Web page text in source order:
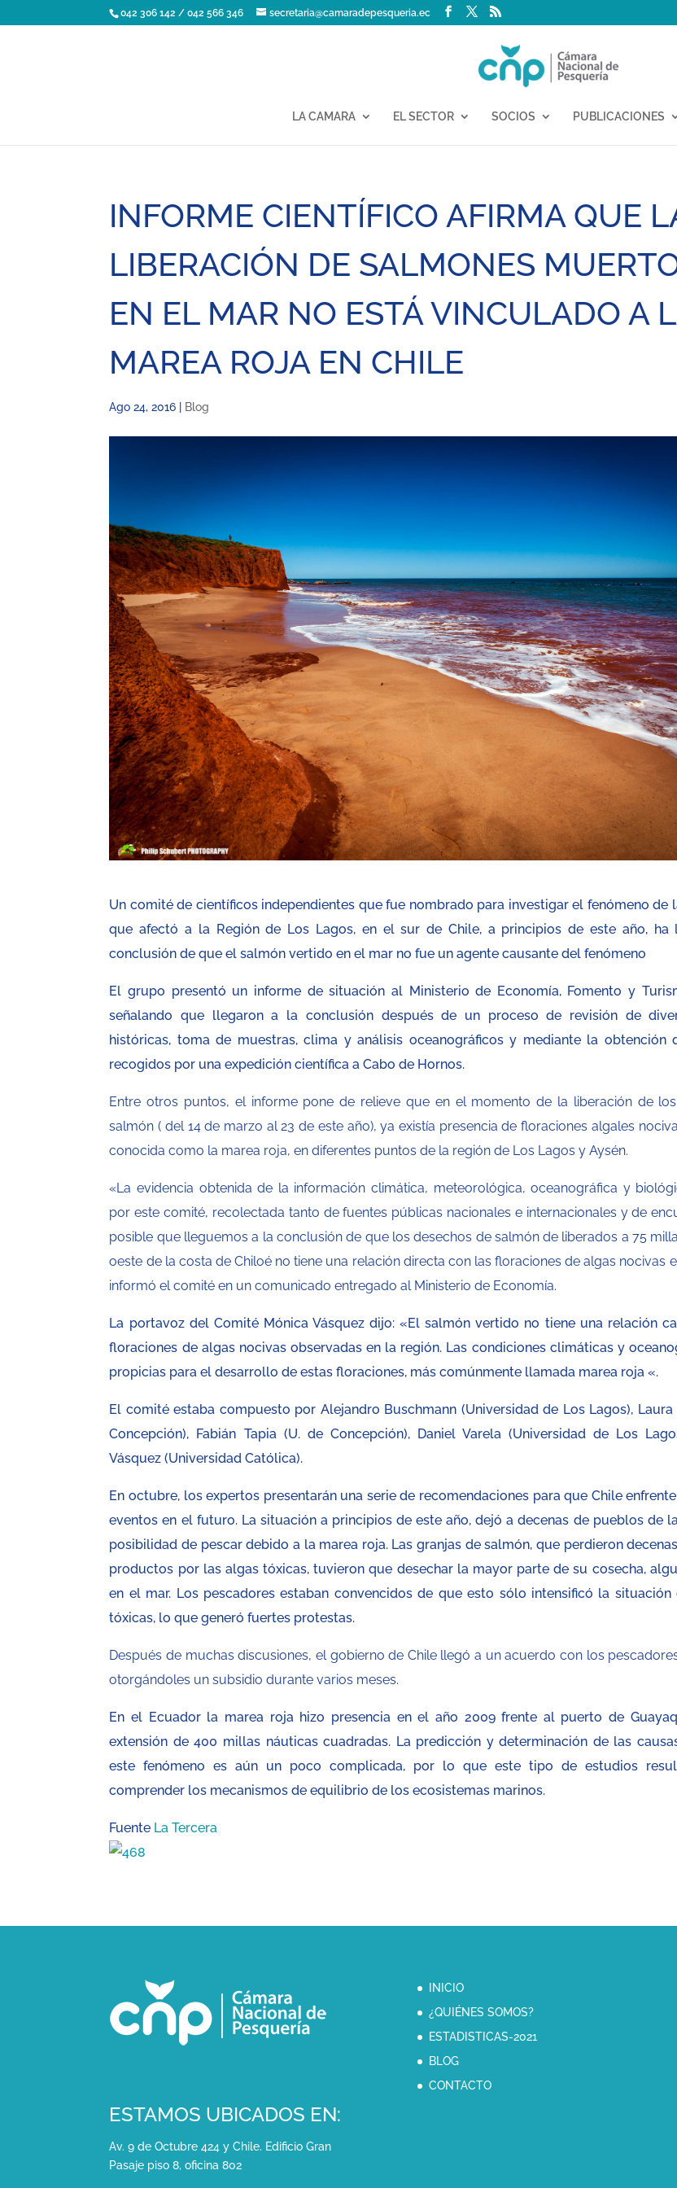
042 306 142 / 042 566 346 secretaria@camaradepesqueria.ec
LA CAMARA EL SECTOR SOCIOS PUBLICACIONES
INFORME CIENTÍFICO AFIRMA QUE
LIBERACIÓN DE SALMONES
EN EL MAR NO ESTÁ VINCULADO A
MAREA ROJA EN CHILE
Ago 24, 2016 Blog
Un comité de científicos independientes que fue nombrado para investigar el fenómeno de
que afectó a la Región de Los Lagos, en el sur de Chile, a principios de este año, ha
conclusión de que el salmón vertido en el mar no fue un agente causante del fenómeno
El grupo presentó un informe de situación al Ministerio de Economía, Fomento y
señalando que llegaron a la conclusión después de un proceso de revisión de
históricas, toma de muestras, clima y análisis oceanográficos y mediante la obtención
recogidos por una expedición científica a Cabo de Hornos.
Entre otros puntos, el informe pone de relieve que en el momento de la liberación de
salmón ( del 14 de marzo al 23 de este año), ya existía presencia de floraciones algales
conocida como la marea roja, en diferentes puntos de la región de Los Lagos y Aysén.
«La evidencia obtenida de la información climática, meteorológica, oceanográfica y
por este comité, recolectada tanto de fuentes públicas nacionales e internacionales y de
posible que lleguemos a la conclusión de que los desechos de salmón de liberados a 75
oeste de la costa de Chiloé no tiene una relación directa con las floraciones de algas nocivas
informó el comité en un comunicado entregado al Ministerio de Economía.
La portavoz del Comité Mónica Vásquez dijo: «El salmón vertido no tiene una relación
floraciones de algas nocivas observadas en la región. Las condiciones climáticas y
propicias para el desarrollo de estas floraciones, más comúnmente llamada marea roja «.
El comité estaba compuesto por Alejandro Buschmann (Universidad de Los Lagos), Laura
Concepción), Fabián Tapia (U. de Concepción), Daniel Varela (Universidad de Los
Vásquez (Universidad Católica).
En octubre, los expertos presentarán una serie de recomendaciones para que Chile
eventos en el futuro. La situación a principios de este año, dejó a decenas de pueblos de
posibilidad de pescar debido a la marea roja. Las granjas de salmón, que perdieron
productos por las algas tóxicas, tuvieron que desechar la mayor parte de su cosecha,
en el mar. Los pescadores estaban convencidos de que esto sólo intensificó la situación
tóxicas, lo que generó fuertes protestas.
Después de muchas discusiones, el gobierno de Chile llegó a un acuerdo con los
otorgándoles un subsidio durante varios meses.
En el Ecuador la marea roja hizo presencia en el año 2009 frente al puerto de
extensión de 400 millas náuticas cuadradas. La predicción y determinación de las
este fenómeno es aún un poco complicada, por lo que este tipo de estudios
comprender los mecanismos de equilibrio de los ecosistemas marinos.
Fuente La Tercera
ESTAMOS UBICADOS EN:
Av. 9 de Octubre 424 y Chile. Edificio Gran
Pasaje piso 8, oficina 802
INICIO
¿QUIÉNES SOMOS?
ESTADISTICAS-2021
BLOG
CONTACTO